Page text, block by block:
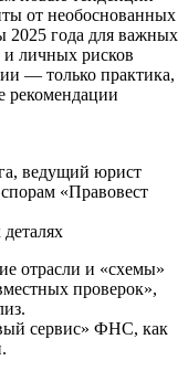
от необоснованных
2025 года для важных
личных рисков
— только практика,
рекомендации
ведущий юрист
«Правовест
отрасли и «схемы»
проверок»,
сервис» ФНС, как